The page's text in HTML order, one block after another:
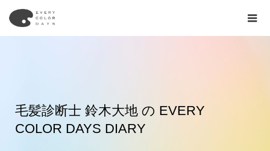
毛髪診断士 鈴木大地 の EVERY
COLOR DAYS DIARY